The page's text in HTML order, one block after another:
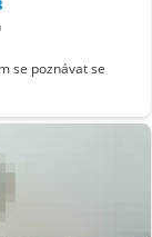
se poznávat se